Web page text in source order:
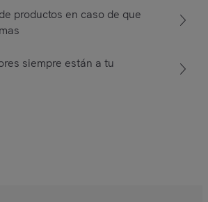
productos en caso de que
siempre están a tu